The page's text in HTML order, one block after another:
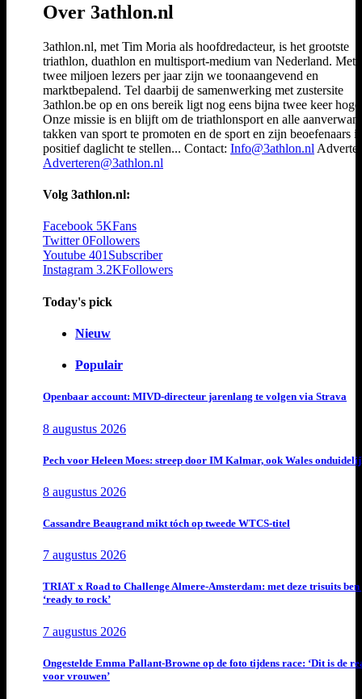
Over 3athlon.nl
3athlon.nl, met Tim Moria als hoofdredacteur, is het grootste
triathlon, duathlon en multisport-medium van Nederland. Met
twee miljoen lezers per jaar zijn we toonaangevend en
marktbepalend. Tel daarbij de samenwerking met zustersite
3athlon.be op en ons bereik ligt nog eens bijna twee keer
Onze missie is en blijft om de triathlonsport en alle
takken van sport te promoten en de sport en zijn beoefenaars
positief daglicht te stellen... Contact: Info@3athlon.nl
Adverteren@3athlon.nl
Volg 3athlon.nl:
Facebook 5KFans
Twitter 0Followers
Youtube 401Subscriber
Instagram 3.2KFollowers
Today's pick
Nieuw
Populair
Openbaar account: MIVD-directeur jarenlang te volgen via Strava
8 augustus 2026
Pech voor Heleen Moes: streep door IM Kalmar, ook Wales
8 augustus 2026
Cassandre Beaugrand mikt tóch op tweede WTCS-titel
7 augustus 2026
TRIAT x Road to Challenge Almere-Amsterdam: met deze trisuits ben
‘ready to rock’
7 augustus 2026
Ongestelde Emma Pallant-Browne op de foto tijdens race: ‘Dit is de
voor vrouwen’